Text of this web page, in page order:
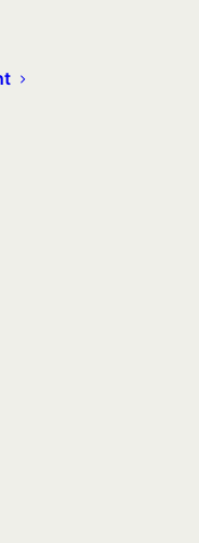
comme le petit
unique sur les
à l’or, dont les
par la London
du cours
par une
souvent
utilisation en tant
à son rôle en
le